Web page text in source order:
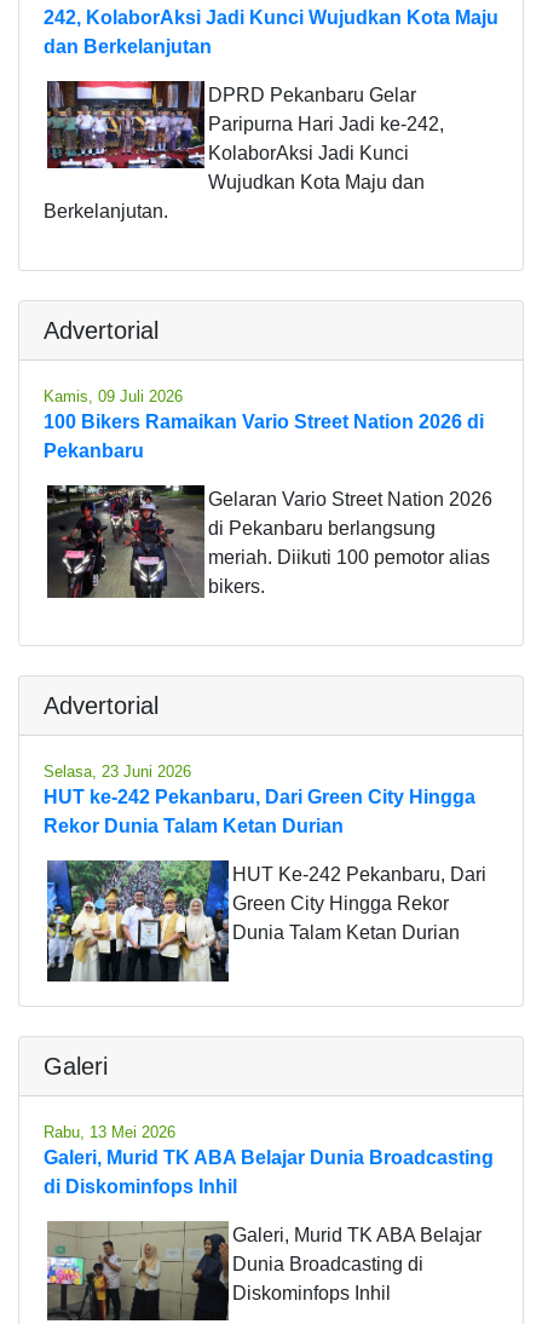
242, KolaborAksi Jadi Kunci Wujudkan Kota Maju
dan Berkelanjutan
DPRD Pekanbaru Gelar
Paripurna Hari Jadi ke-242,
KolaborAksi Jadi Kunci
Wujudkan Kota Maju dan
Berkelanjutan.
Advertorial
Kamis, 09 Juli 2026
100 Bikers Ramaikan Vario Street Nation 2026 di
Pekanbaru
Gelaran Vario Street Nation 2026
di Pekanbaru berlangsung
meriah. Diikuti 100 pemotor alias
bikers.
Advertorial
Selasa, 23 Juni 2026
HUT ke-242 Pekanbaru, Dari Green City Hingga
Rekor Dunia Talam Ketan Durian
HUT Ke-242 Pekanbaru, Dari
Green City Hingga Rekor
Dunia Talam Ketan Durian
Galeri
Rabu, 13 Mei 2026
Galeri, Murid TK ABA Belajar Dunia Broadcasting
di Diskominfops Inhil
Galeri, Murid TK ABA Belajar
Dunia Broadcasting di
Diskominfops Inhil